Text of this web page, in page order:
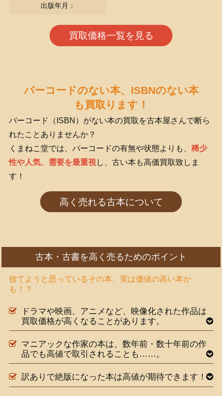
出版年月：
買取価格一覧を見る
バーコードのない本、ISBNのない本
も買取ります！
バーコード（ISBN）がない本の買取を古本屋さんで断ら
れたことありませんか？
くまねこ堂では、バーコードの有無や状態よりも、 稀少
性や人気、需要を最重視し、古い本も高価買取致しま
す！
高く売れる古本について
古本・古書を高く売るためのポイント
捨てようと思っているその本、実は価値の高い本か
も！？
ドラマや映画、アニメなど、映像化された作品は
買取価格が高くなることがあります。
マニアックな作家の本は、数年前・数十年前の作
品でも高値で取引されることも……。
訳ありで絶版になった本は高値が期待できます！